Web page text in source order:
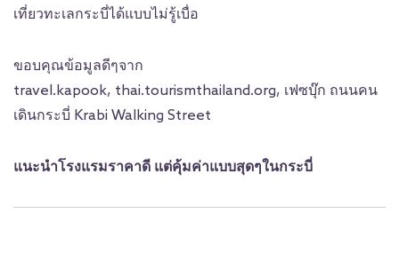
เที่ยวทะเลกระบี่ได้แบบไม่รู้เบื่อ
ขอบคุณข้อมูลดีๆจาก
travel.kapook, thai.tourismthailand.org, เฟซบุ๊ก ถนนคน
เดินกระบี่ Krabi Walking Street
แนะนำโรงแรมราคาดี แต่คุ้มค่าแบบสุดๆในกระบี่